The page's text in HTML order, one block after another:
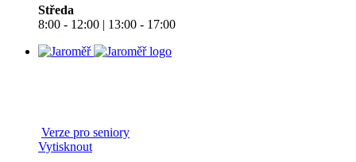
Středa
8:00 - 12:00 | 13:00 - 17:00
Verze pro seniory
Vytisknout